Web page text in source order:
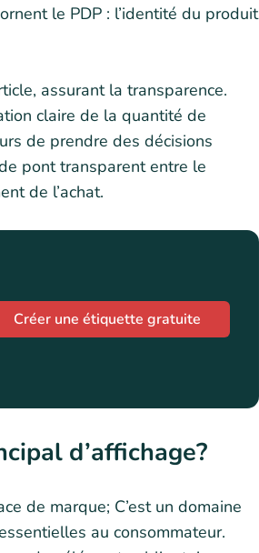
le PDP : l’identité du produit
assurant la transparence.
claire de la quantité de
de prendre des décisions
pont transparent entre le
de l’achat.
Créer une étiquette gratuite
d’affichage?
de marque; C’est un domaine
au consommateur.